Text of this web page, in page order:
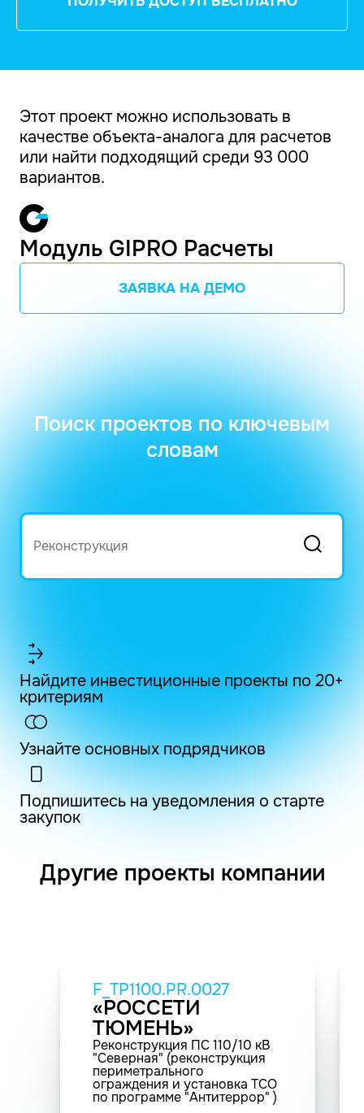
Этот проект можно использовать в
качестве объекта-аналога для расчетов
или найти подходящий среди 93 000
вариантов.
Модуль GIPRO Расчеты
ЗАЯВКА НА ДЕМО
Поиск проектов по ключевым
словам
Найдите инвестиционные проекты по 20+
критериям
Узнайте основных подрядчиков
Подпишитесь на уведомления о старте
закупок
Другие проекты компании
F_TP1100.PR.0027
«РОССЕТИ
ТЮМЕНЬ»
Реконструкция ПС 110/10 кВ
"Северная" (реконструкция
периметрального
ограждения и установка ТСО
по программе "Антитеррор" )